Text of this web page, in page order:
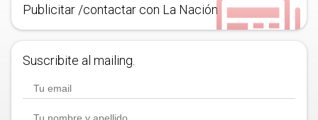
Publicitar /contactar con La Nación
Suscribite al mailing.